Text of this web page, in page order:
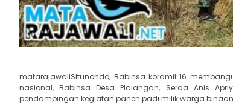
matarajawaliSitunondo; Babinsa koramil 16
nasional, Babinsa Desa Plalangan, Serda Anis
pendampingan kegiatan panen padi milik warga